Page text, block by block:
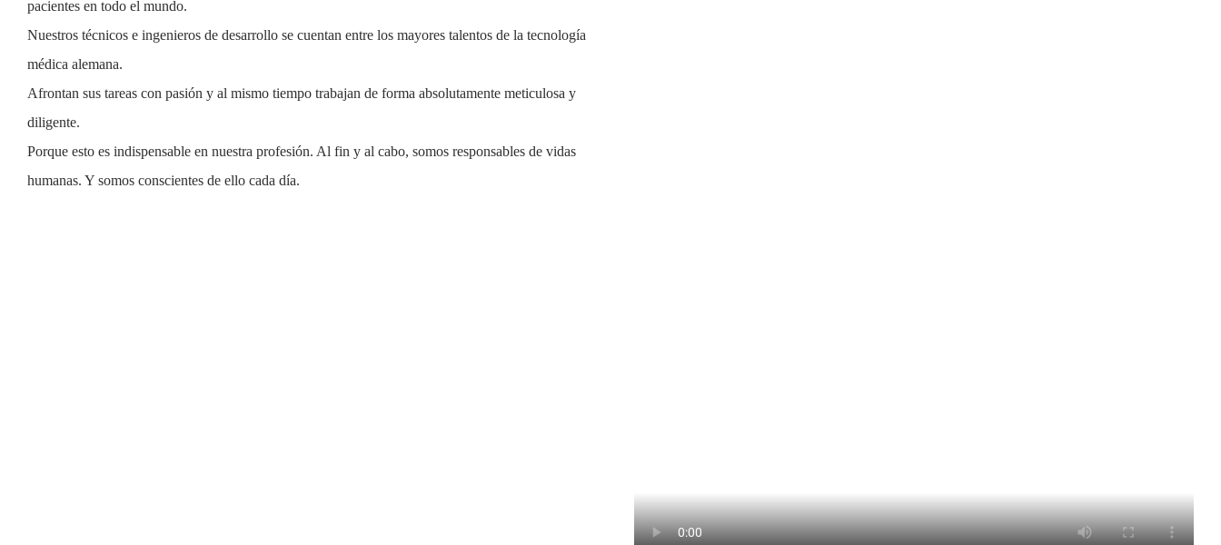
pacientes en todo el mundo.
Nuestros técnicos e ingenieros de desarrollo se cuentan entre los mayores talentos de la tecnología
médica alemana.
Afrontan sus tareas con pasión y al mismo tiempo trabajan de forma absolutamente meticulosa y
diligente.
Porque esto es indispensable en nuestra profesión. Al fin y al cabo, somos responsables de vidas
humanas. Y somos conscientes de ello cada día.